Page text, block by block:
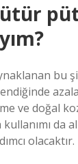
bu
ve doğal
da
olacaktır.